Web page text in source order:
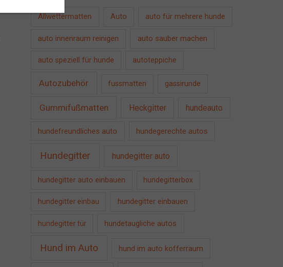
Allwettermatten Auto auto für mehrere hunde
auto innenraum reinigen auto sauber machen
auto speziell für hunde autoteppiche
Autozubehör fussmatten gassirunde
Gummifußmatten Heckgitter hundeauto
hundefreundliches auto hundegerechte autos
Hundegitter hundegitter auto
hundegitter auto einbauen hundegitterbox
hundegitter einbau hundegitter einbauen
hundegitter tür hundetaugliche autos
Hund im Auto hund im auto kofferraum